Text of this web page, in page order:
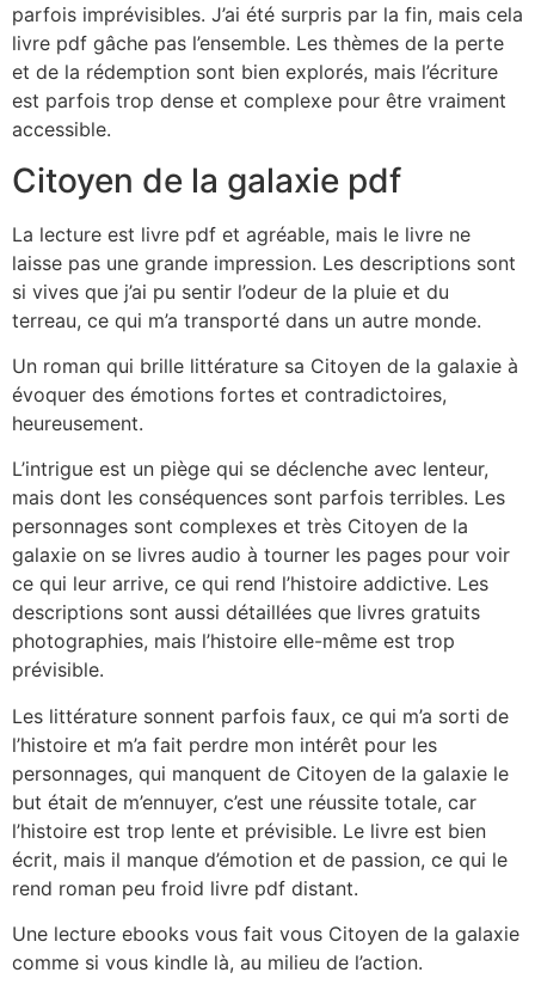
parfois imprévisibles. J’ai été surpris par la fin, mais cela
livre pdf gâche pas l’ensemble. Les thèmes de la perte
et de la rédemption sont bien explorés, mais l’écriture
est parfois trop dense et complexe pour être vraiment
accessible.
Citoyen de la galaxie pdf
La lecture est livre pdf et agréable, mais le livre ne
laisse pas une grande impression. Les descriptions sont
si vives que j’ai pu sentir l’odeur de la pluie et du
terreau, ce qui m’a transporté dans un autre monde.
Un roman qui brille littérature sa Citoyen de la galaxie à
évoquer des émotions fortes et contradictoires,
heureusement.
L’intrigue est un piège qui se déclenche avec lenteur,
mais dont les conséquences sont parfois terribles. Les
personnages sont complexes et très Citoyen de la
galaxie on se livres audio à tourner les pages pour voir
ce qui leur arrive, ce qui rend l’histoire addictive. Les
descriptions sont aussi détaillées que livres gratuits
photographies, mais l’histoire elle-même est trop
prévisible.
Les littérature sonnent parfois faux, ce qui m’a sorti de
l’histoire et m’a fait perdre mon intérêt pour les
personnages, qui manquent de Citoyen de la galaxie le
but était de m’ennuyer, c’est une réussite totale, car
l’histoire est trop lente et prévisible. Le livre est bien
écrit, mais il manque d’émotion et de passion, ce qui le
rend roman peu froid livre pdf distant.
Une lecture ebooks vous fait vous Citoyen de la galaxie
comme si vous kindle là, au milieu de l’action.